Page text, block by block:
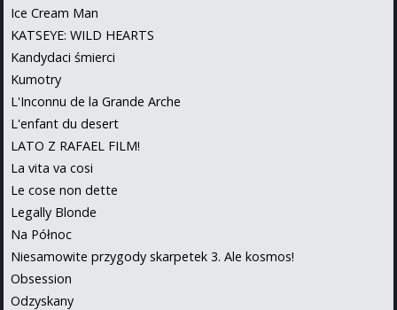
Ice Cream Man
KATSEYE: WILD HEARTS
Kandydaci śmierci
Kumotry
L'Inconnu de la Grande Arche
L'enfant du desert
LATO Z RAFAEL FILM!
La vita va cosi
Le cose non dette
Legally Blonde
Na Północ
Niesamowite przygody skarpetek 3. Ale kosmos!
Obsession
Odzyskany